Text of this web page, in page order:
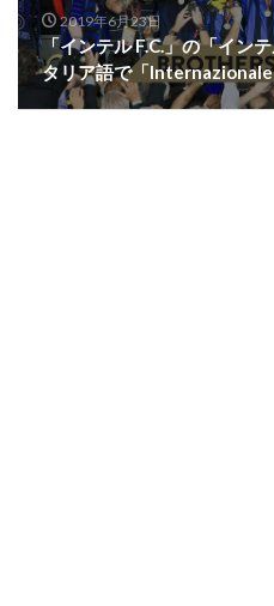
2019年6月23日
「インテル F.C.」の「イン
タリア語で「